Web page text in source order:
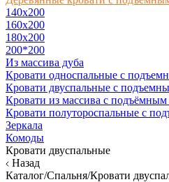
140x200
160х200
180х200
200*200
Из массива дуба
Кровати односпальные с
Кровати двуспальные с
Кровати из массива с
Кровати полутороспальные с
Зеркала
Комоды
Кровати двуспальные
Назад
Каталог/Спальня/Кровати